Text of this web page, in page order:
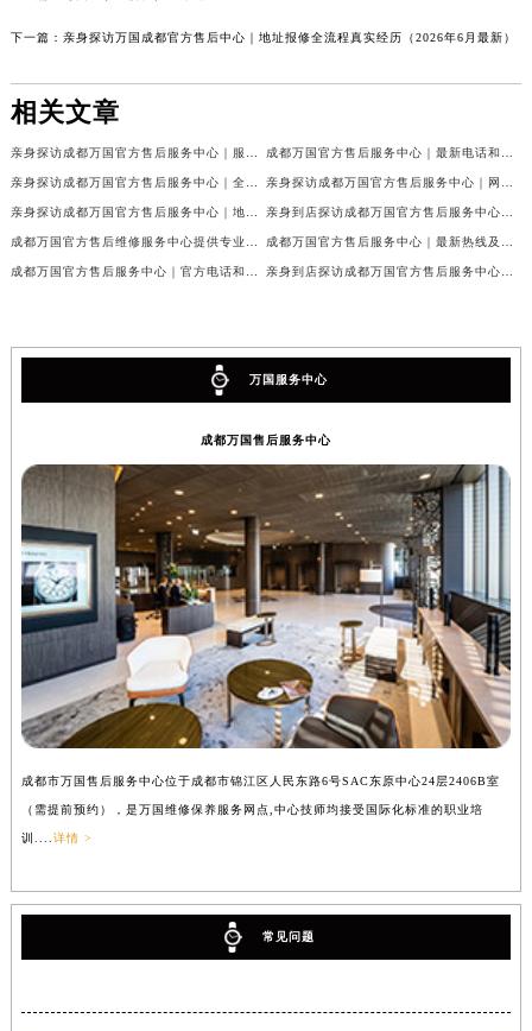
下一篇： 亲身探访万国成都官方售后中心｜地址报修全流程真实经历（2026年6月最新）
相关文章
万国服务中心
成都万国售后服务中心
成都市万国售后服务中心位于成都市锦江区人民东路6号SAC东原中心24层2406B室
（需提前预约），是万国维修保养服务网点,中心技师均接受国际化标准的职业培
训.... 详情 >
常见问题